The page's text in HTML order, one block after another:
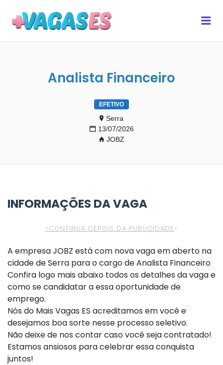
Analista Financeiro
EFETIVO
Serra
13/07/2026
JOBZ
INFORMAÇÕES DA VAGA
>CONTINUA DEPOIS DA PUBLICIDADE<
A empresa JOBZ está com nova vaga em aberto na
cidade de Serra para o cargo de Analista Financeiro
Confira logo mais abaixo todos os detalhes da vaga e
como se candidatar a essa oportunidade de
emprego.
Nós do Mais Vagas ES acreditamos em você e
desejamos boa sorte nesse processo seletivo.
Não deixe de nos contar caso você seja contratado!
Estamos ansiosos para celebrar essa conquista
juntos!